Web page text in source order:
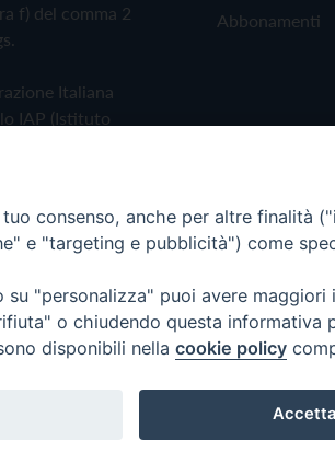
f) del comma 2
Italiana
IAP (Istituto
Abbonamenti
consenso, anche per altre finalità
e "targeting e pubblicità") come
"personalizza" puoi avere maggiori
o chiudendo questa informativa
disponibili nella cookie policy
Accetta